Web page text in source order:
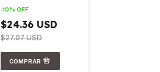
-10% OFF
$24.36 USD
$27.07 USD